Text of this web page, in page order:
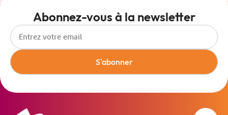
Abonnez-vous à la newsletter
S'abonner